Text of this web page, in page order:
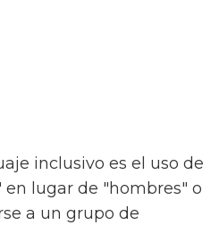
inclusivo es el uso de
en lugar de "hombres" o
a un grupo de